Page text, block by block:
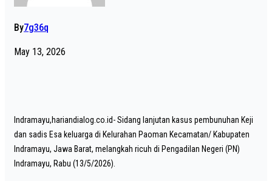
By7g36q
May 13, 2026
Indramayu,hariandialog.co.id- Sidang lanjutan kasus pembunuhan Keji
dan sadis Esa keluarga di Kelurahan Paoman Kecamatan/ Kabupaten
Indramayu, Jawa Barat, melangkah ricuh di Pengadilan Negeri (PN)
Indramayu, Rabu (13/5/2026).